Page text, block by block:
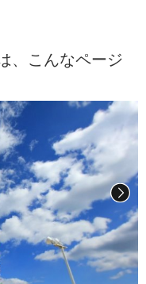
、こんなページ